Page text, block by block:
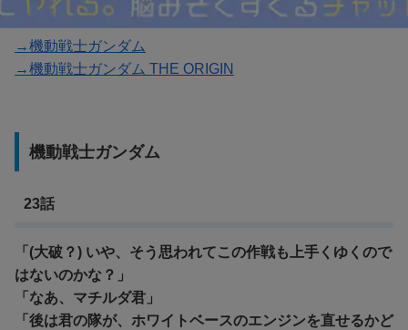
→機動戦士ガンダム
→機動戦士ガンダム THE ORIGIN
機動戦士ガンダム
23話
「(大破？) いや、そう思われてこの作戦も上手くゆくので
はないのかな？」
「なあ、マチルダ君」
「後は君の隊が、ホワイトベースのエンジンを直せるかど